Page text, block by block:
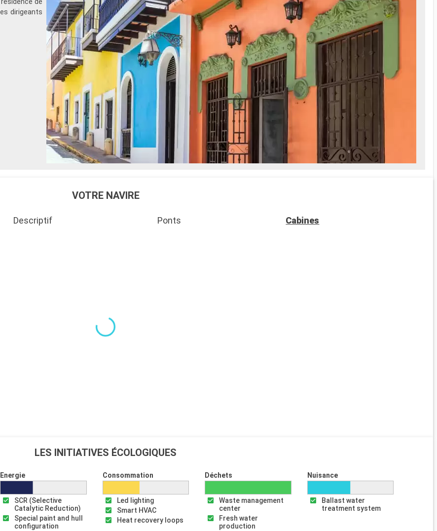
dirigeants
VOTRE NAVIRE
Descriptif Ponts Cabines
LES INITIATIVES ÉCOLOGIQUES
Energie
SCR (Selective
Catalytic Reduction)
Special paint and hull
configuration
Consommation
Led lighting
Smart HVAC
Heat recovery loops
Déchets
Waste management
center
Fresh water
production
Nuisance
Ballast water
treatment system